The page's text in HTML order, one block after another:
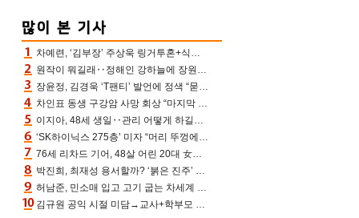
차예련, ‘김부장’ 주상욱 링거투혼+식스팩 비화 “옷 벗는데 아저씨는 안 된다고”(차장금)
원작이 뭐길래‥정해인 강하늘에 장원영까지 참여한 이 영화
장윤정, 김경욱 ‘T팬티’ 발언에 정색 “묻지 않았는데, 그것도 성희롱”(장공장)
차인표 동생 구강암 사망 회상 “마지막 순간 동생 손 잡아준 신애라, 두고두고 고마워” (신애라이프)
이지아, 48세 생일‥관리 어떻게 하길래 놀라운 동안 미모
‘SK하이닉스 275층’ 미자 “머리 뚜껑에서 사, 주식만 안 해도 돈 버는 것”
76세 리차드 기어, 48살 어린 20대 女배우와 로맨스‥허리 감싼 손 포착[할리우드비하인드]
박진희, 최재성 용서할까? ‘붉은 진주’ 오늘(7일) 결말 나온다
허남준, 민소매 입고 고기 굽는 차세계 실존…영케이도 감탄한 팔근육(공케이)
김규원 공익 시절 미담→교사+학부모 추가 미담 속출 “휠체어 탄 아이와 산책도”[종합]